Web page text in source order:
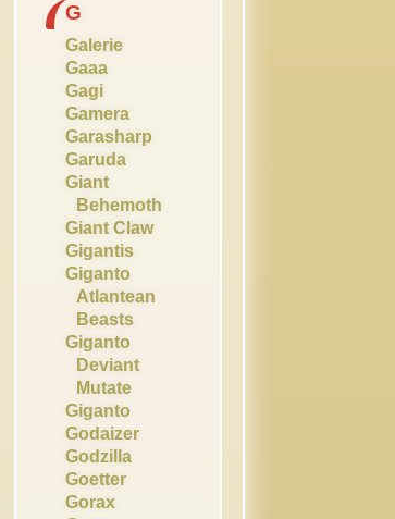
G
Galerie
Gaaa
Gagi
Gamera
Garasharp
Garuda
Giant
Behemoth
Giant Claw
Gigantis
Giganto
Atlantean
Beasts
Giganto
Deviant
Mutate
Giganto
Godaizer
Godzilla
Goetter
Gorax